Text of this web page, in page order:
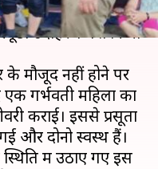
जेडआर
उदाहरण पेश किया
मौजूद नहीं होने पर
गर्भवती महिला का
कराई। इससे प्रसूता
और दोनो स्वस्थ हैं।
में उठाए गए इस